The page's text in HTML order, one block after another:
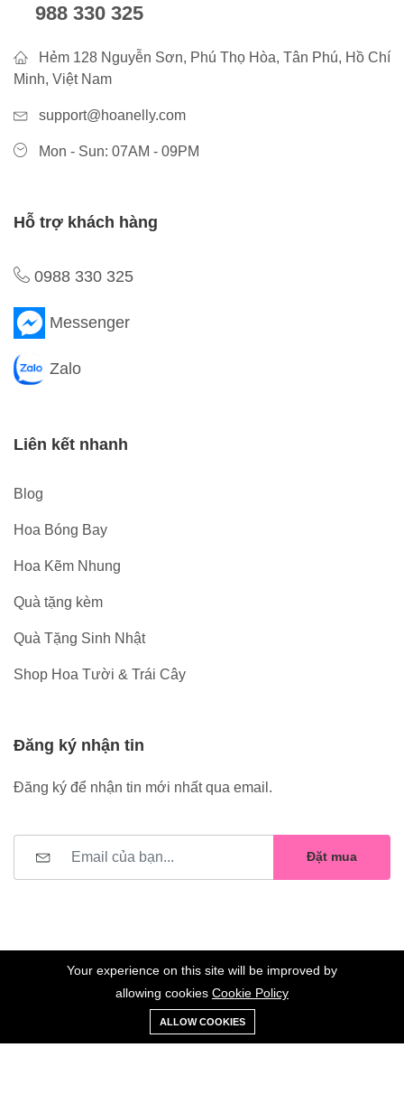
988 330 325
Hẻm 128 Nguyễn Sơn, Phú Thọ Hòa, Tân Phú, Hồ Chí
Minh, Việt Nam
support@hoanelly.com
Mon - Sun: 07AM - 09PM
Hỗ trợ khách hàng
0988 330 325
Messenger
Zalo
Liên kết nhanh
Blog
Hoa Bóng Bay
Hoa Kẽm Nhung
Quà tặng kèm
Quà Tặng Sinh Nhật
Shop Hoa Tười & Trái Cây
Đăng ký nhận tin
Đăng ký để nhận tin mới nhất qua email.
Đặt mua
©2023 Hoa Nelly . All Rights Reserved.
0
Xe
đẩy
Danh sách
yêu thích
Your experience on this site will be improved by
allowing cookies Cookie Policy
ALLOW COOKIES